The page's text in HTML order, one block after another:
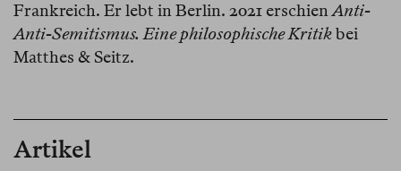
Frankreich. Er lebt in Berlin. 2021 erschienAnti-
Anti-Semitismus. Eine philosophische Kritikbei
Matthes & Seitz.
Artikel